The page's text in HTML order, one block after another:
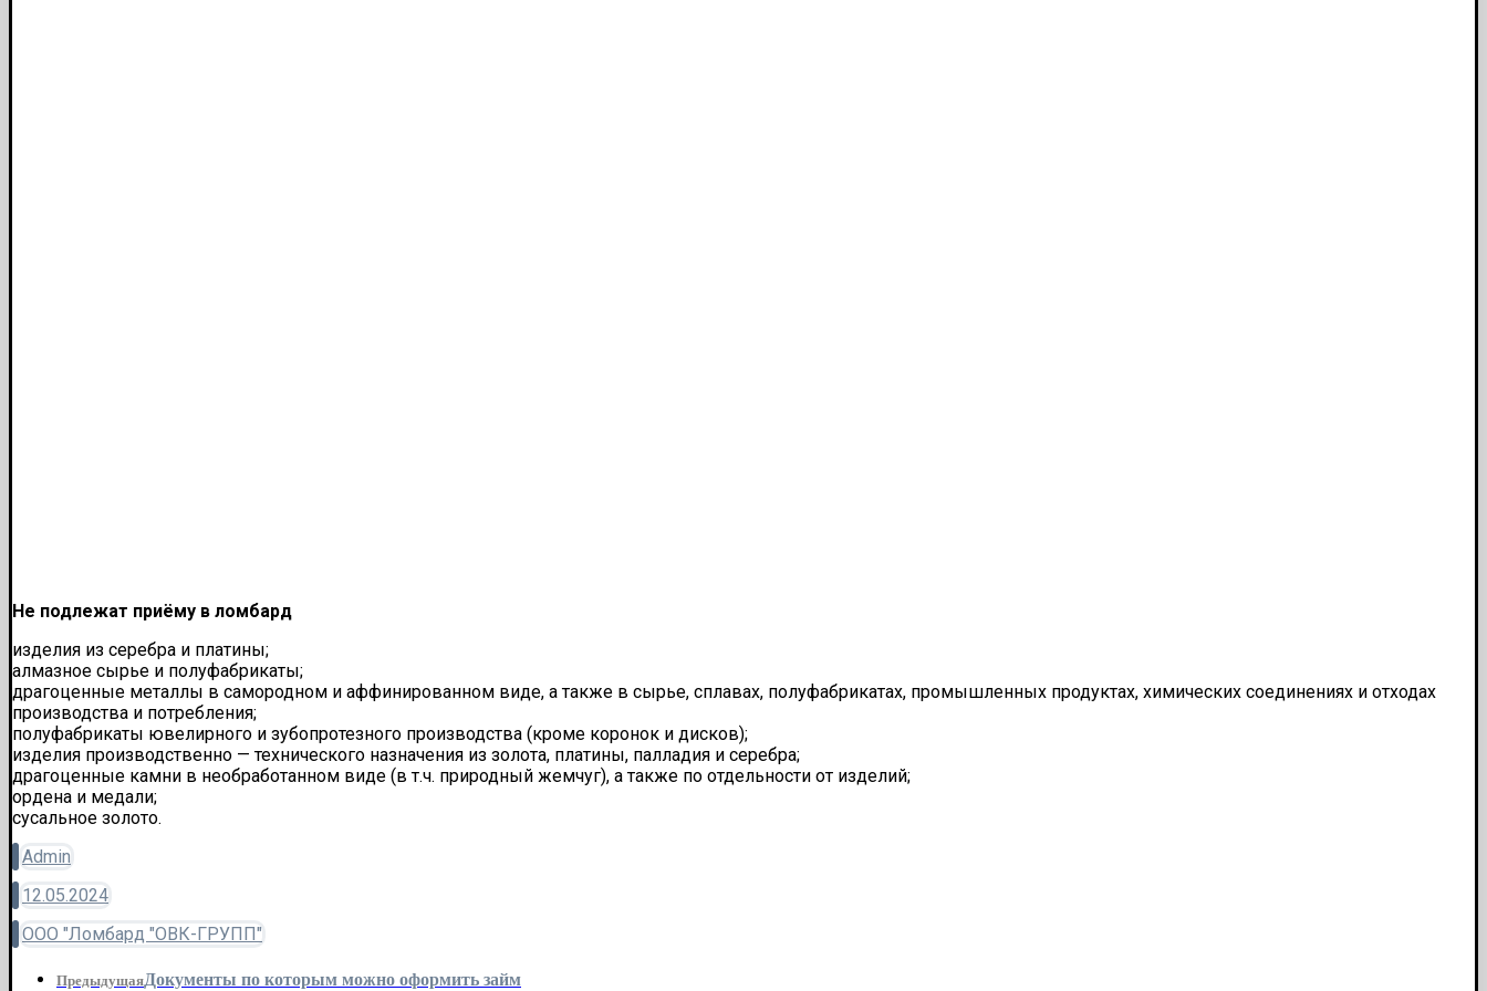
Не подлежат приёму в ломбард
изделия из серебра и платины;
алмазное сырье и полуфабрикаты;
драгоценные металлы в самородном и аффинированном виде, а также в сырье, сплавах, полуфабрикатах, промышленных продуктах, химических соединениях и отходах
производства и потребления;
полуфабрикаты ювелирного и зубопротезного производства (кроме коронок и дисков);
изделия производственно — технического назначения из золота, платины, палладия и серебра;
драгоценные камни в необработанном виде (в т.ч. природный жемчуг), а также по отдельности от изделий;
ордена и медали;
сусальное золото.
Admin
12.05.2024
ООО "Ломбард "ОВК-ГРУПП"
ПредыдущаяДокументы по которым можно оформить займ